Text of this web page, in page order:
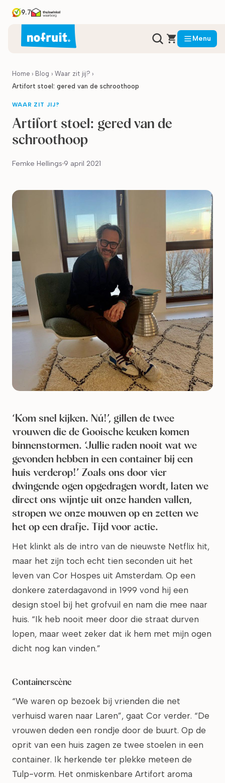
9.7
Menu
Home › Blog › Waar zit jij? ›
Artifort stoel: gered van de schroothoop
WAAR ZIT JIJ?
Artifort stoel: gered van de
schroothoop
Femke Hellings 9 april 2021
‘Kom snel kijken. Nú!’, gillen de twee
vrouwen die de Gooische keuken komen
binnenstormen. ‘Jullie raden nooit wat we
gevonden hebben in een container bij een
huis verderop!’ Zoals ons door vier
dwingende ogen opgedragen wordt, laten we
direct ons wijntje uit onze handen vallen,
stropen we onze mouwen op en zetten we
het op een drafje. Tijd voor actie.
Het klinkt als de intro van de nieuwste Netflix hit,
maar het zijn toch echt tien seconden uit het
leven van Cor Hospes uit Amsterdam. Op een
donkere zaterdagavond in 1999 vond hij een
design stoel bij het grofvuil en nam die mee naar
huis. “Ik heb nooit meer door die straat durven
lopen, maar weet zeker dat ik hem met mijn ogen
dicht nog kan vinden.”
Containerscène
“We waren op bezoek bij vrienden die net
verhuisd waren naar Laren”, gaat Cor verder. “De
vrouwen deden een rondje door de buurt. Op de
oprit van een huis zagen ze twee stoelen in een
container. Ik herkende ter plekke meteen de
Tulp-vorm. Het onmiskenbare Artifort aroma